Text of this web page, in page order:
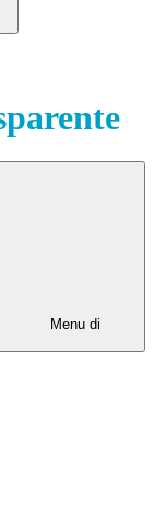
Menu di